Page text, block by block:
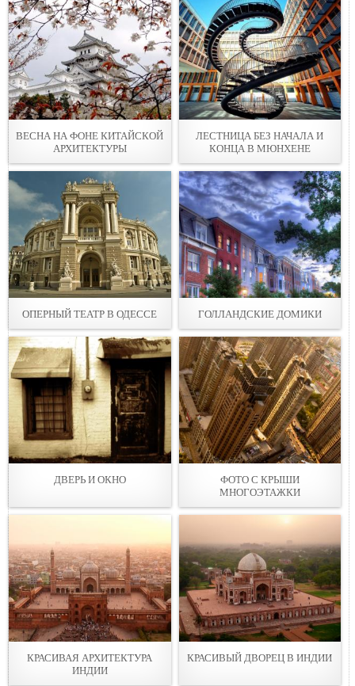
ВЕСНА НА ФОНЕ КИТАЙСКОЙ
АРХИТЕКТУРЫ
ЛЕСТНИЦА БЕЗ НАЧАЛА И
КОНЦА В МЮНХЕНЕ
ОПЕРНЫЙ ТЕАТР В ОДЕССЕ ГОЛЛАНДСКИЕ ДОМИКИ
ДВЕРЬ И ОКНО
ФОТО С КРЫШИ
МНОГОЭТАЖКИ
КРАСИВАЯ АРХИТЕКТУРА
ИНДИИ
КРАСИВЫЙ ДВОРЕЦ В ИНДИИ